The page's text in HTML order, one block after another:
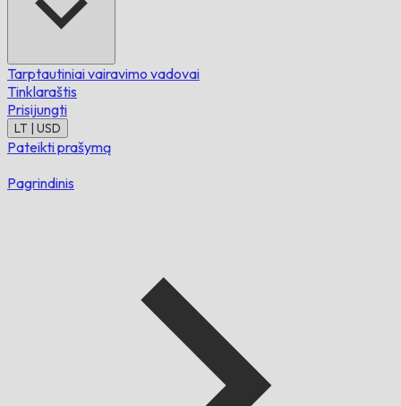
Tarptautiniai vairavimo vadovai
Tinklaraštis
Prisijungti
LT | USD
Pateikti prašymą
Pagrindinis